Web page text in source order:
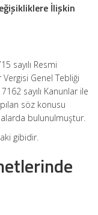
İlişkin
sayılı Resmi
Genel Tebliği
sayılı Kanunlar ile
söz konusu
bulunulmuştur.
gibidir.